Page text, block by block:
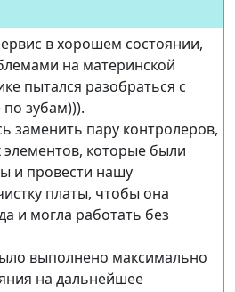
в хорошем состоянии,
на материнской
пытался разобраться с
зубам))).
заменить пару контролеров,
которые были
и провести нашу
платы, чтобы она
и могла работать без
выполнено максимально
на дальнейшее